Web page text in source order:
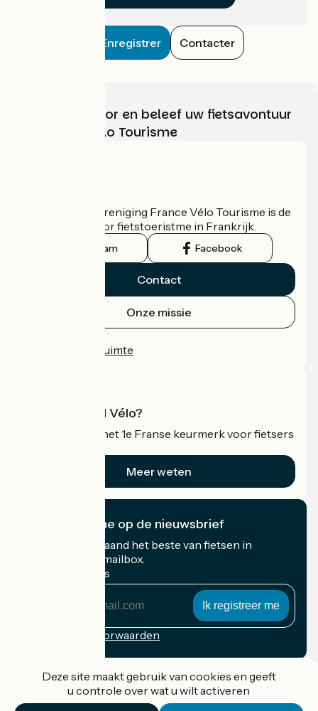
Enregistrer Contacter
Kies, bereid voor en beleef uw fietsavontuur
met France Vélo Tourisme
De nationale vereniging France Vélo Tourisme is de
officiële gids voor fietstoeristme in Frankrijk.
Instagram Facebook
Contact
Onze missie
Professionele ruimte
Wat is Accueil Vélo?
Accueil Vélo is het 1e Franse keurmerk voor fietsers
Meer weten
Ik abonneer me op de nieuwsbrief
Ontvang elke maand het beste van fietsen in
Frankrijk in uw mailbox.
Mijn e-mailadres
Inschrijvingsvoorwaarden
Deze site maakt gebruik van cookies en geeft
u controle over wat u wilt activeren